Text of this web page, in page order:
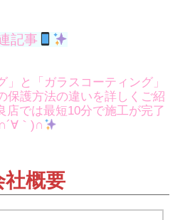
記事
」と「ガラスコーティング」
保護方法の違いを詳しくご紹
店では最短10分で施工が完了
｀)∩
社概要